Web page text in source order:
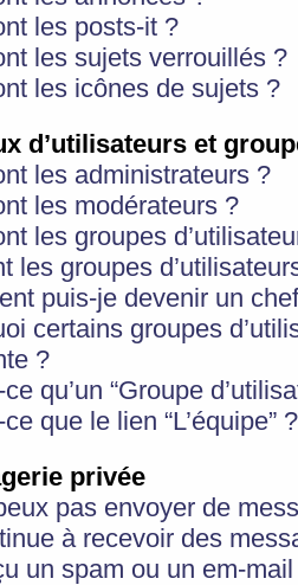
les posts-it ?
les sujets verrouillés ?
les icônes de sujets ?
d’utilisateurs et
les administrateurs ?
les modérateurs ?
les groupes
les groupes
puis-je devenir un
certains groupes
?
ce qu’un “Groupe
ce que le lien “L’équipe” ?
privée
pas envoyer de
à recevoir des
un spam ou un em-